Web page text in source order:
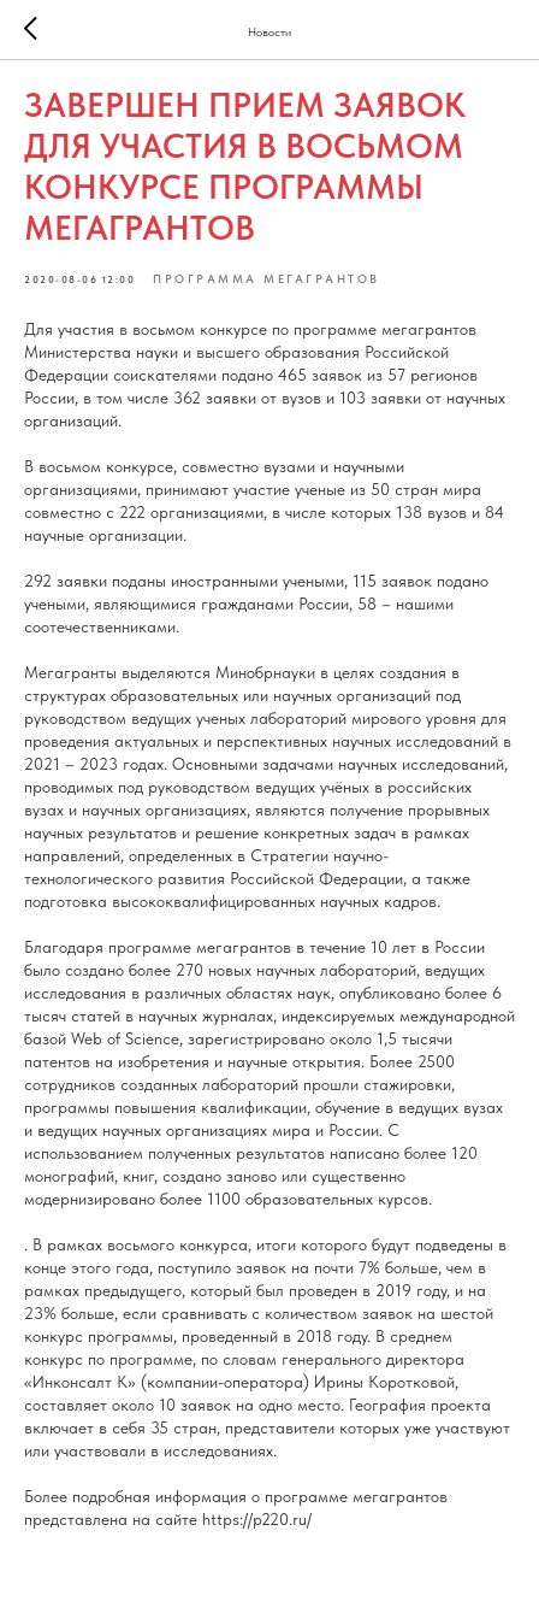
Новости
ЗАВЕРШЕН ПРИЕМ ЗАЯВОК
ДЛЯ УЧАСТИЯ В ВОСЬМОМ
КОНКУРСЕ ПРОГРАММЫ
МЕГАГРАНТОВ
2020-08-06 12:00 ПРОГРАММА МЕГАГРАНТОВ
Для участия в восьмом конкурсе по программе мегагрантов
Министерства науки и высшего образования Российской
Федерации соискателями подано 465 заявок из 57 регионов
России, в том числе 362 заявки от вузов и 103 заявки от научных
организаций.
В восьмом конкурсе, совместно вузами и научными
организациями, принимают участие ученые из 50 стран мира
совместно с 222 организациями, в числе которых 138 вузов и 84
научные организации.
292 заявки поданы иностранными учеными, 115 заявок подано
учеными, являющимися гражданами России, 58 – нашими
соотечественниками.
Мегагранты выделяются Минобрнауки в целях создания в
структурах образовательных или научных организаций под
руководством ведущих ученых лабораторий мирового уровня для
проведения актуальных и перспективных научных исследований в
2021 – 2023 годах. Основными задачами научных исследований,
проводимых под руководством ведущих учёных в российских
вузах и научных организациях, являются получение прорывных
научных результатов и решение конкретных задач в рамках
направлений, определенных в Стратегии научно-
технологического развития Российской Федерации, а также
подготовка высококвалифицированных научных кадров.
Благодаря программе мегагрантов в течение 10 лет в России
было создано более 270 новых научных лабораторий, ведущих
исследования в различных областях наук, опубликовано более 6
тысяч статей в научных журналах, индексируемых международной
базой Web of Science, зарегистрировано около 1,5 тысячи
патентов на изобретения и научные открытия. Более 2500
сотрудников созданных лабораторий прошли стажировки,
программы повышения квалификации, обучение в ведущих вузах
и ведущих научных организациях мира и России. С
использованием полученных результатов написано более 120
монографий, книг, создано заново или существенно
модернизировано более 1100 образовательных курсов.
. В рамках восьмого конкурса, итоги которого будут подведены в
конце этого года, поступило заявок на почти 7% больше, чем в
рамках предыдущего, который был проведен в 2019 году, и на
23% больше, если сравнивать с количеством заявок на шестой
конкурс программы, проведенный в 2018 году. В среднем
конкурс по программе, по словам генерального директора
«Инконсалт К» (компании-оператора) Ирины Коротковой,
составляет около 10 заявок на одно место. География проекта
включает в себя 35 стран, представители которых уже участвуют
или участвовали в исследованиях.
Более подробная информация о программе мегагрантов
представлена на сайте https://p220.ru/